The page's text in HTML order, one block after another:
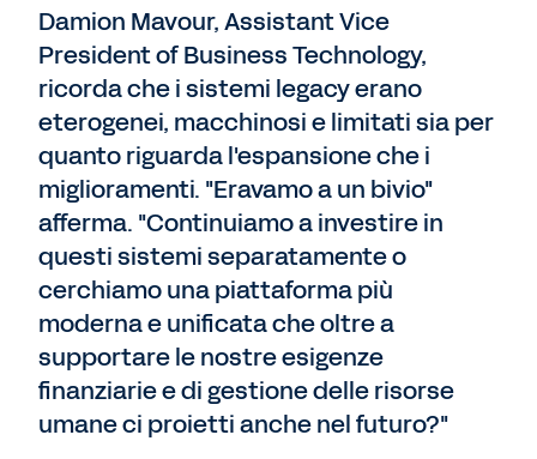
Damion Mavour, Assistant Vice
President of Business Technology,
ricorda che i sistemi legacy erano
eterogenei, macchinosi e limitati sia per
quanto riguarda l'espansione che i
miglioramenti. "Eravamo a un bivio"
afferma. "Continuiamo a investire in
questi sistemi separatamente o
cerchiamo una piattaforma più
moderna e unificata che oltre a
supportare le nostre esigenze
finanziarie e di gestione delle risorse
umane ci proietti anche nel futuro?"